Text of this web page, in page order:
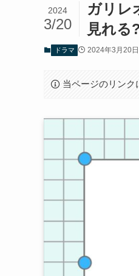
ガリレ
見れる
2024
3/20
ドラマ 2024年3月20日
当ページのリンク